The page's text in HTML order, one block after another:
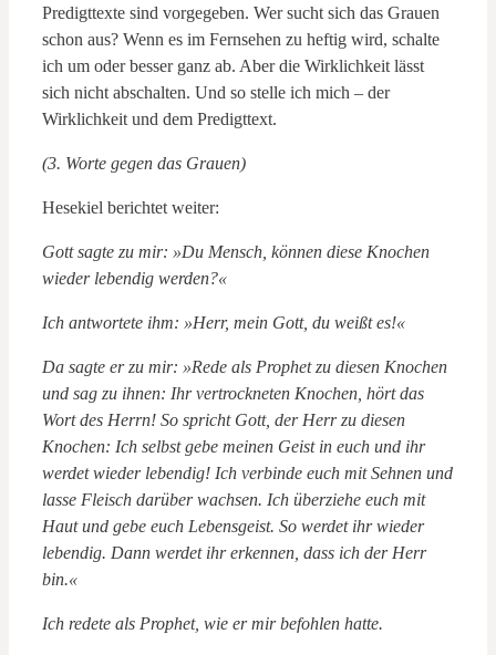
Predigttexte sind vorgegeben. Wer sucht sich das Grauen
schon aus? Wenn es im Fernsehen zu heftig wird, schalte
ich um oder besser ganz ab. Aber die Wirklichkeit lässt
sich nicht abschalten. Und so stelle ich mich – der
Wirklichkeit und dem Predigttext.
(3. Worte gegen das Grauen)
Hesekiel berichtet weiter:
Gott sagte zu mir: »Du Mensch, können diese Knochen
wieder lebendig werden?«
Ich antwortete ihm: »Herr, mein Gott, du weißt es!«
Da sagte er zu mir: »Rede als Prophet zu diesen Knochen
und sag zu ihnen: Ihr vertrockneten Knochen, hört das
Wort des Herrn! So spricht Gott, der Herr zu diesen
Knochen: Ich selbst gebe meinen Geist in euch und ihr
werdet wieder lebendig! Ich verbinde euch mit Sehnen und
lasse Fleisch darüber wachsen. Ich überziehe euch mit
Haut und gebe euch Lebensgeist. So werdet ihr wieder
lebendig. Dann werdet ihr erkennen, dass ich der Herr
bin.«
Ich redete als Prophet, wie er mir befohlen hatte.